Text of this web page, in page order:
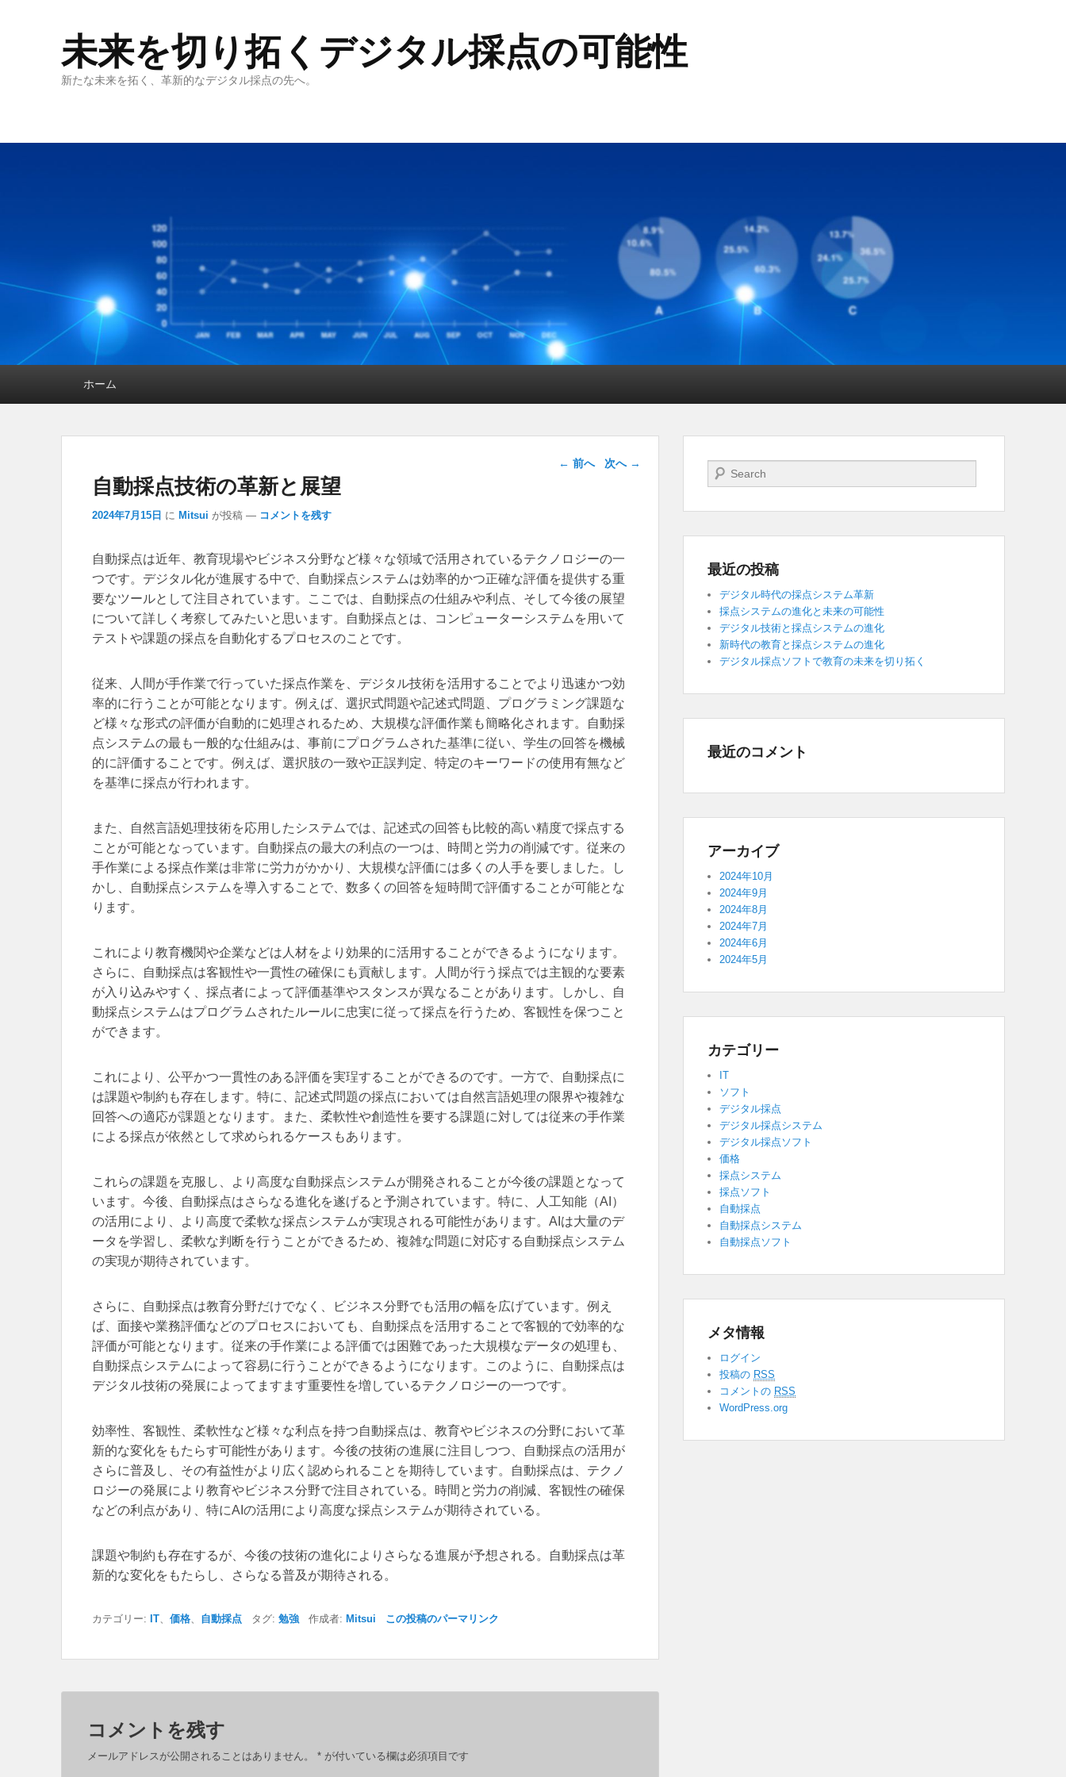
未来を切り拓くデジタル採点の可能性
新たな未来を拓く、革新的なデジタル採点の先へ。
ホーム
投稿ナビゲー
ション
← 前へ 次へ →
自動採点技術の革新と展望
2024年7月15日 に Mitsui が投稿 — コメントを残す
自動採点は近年、教育現場やビジネス分野など様々な領域で活用されているテクノロジーの一
つです。 デジタル化が進展する中で、自動採点システムは効率的かつ正確な評価を提供する重
要なツールとして注目されています。ここでは、自動採点の仕組みや利点、そして今後の展望
について詳しく考察してみたいと思います。自動採点とは、コンピューターシステムを用いて
テストや課題の採点を自動化するプロセスのことです。
従来、人間が手作業で行っていた採点作業を、デジタル技術を活用することでより迅速かつ効
率的に行うことが可能となります。例えば、選択式問題や記述式問題、プログラミング課題な
ど様々な形式の評価が自動的に処理されるため、大規模な評価作業も簡略化されます。自動採
点システムの最も一般的な仕組みは、事前にプログラムされた基準に従い、学生の回答を機械
的に評価することです。例えば、選択肢の一致や正誤判定、特定のキーワードの使用有無など
を基準に採点が行われます。
また、自然言語処理技術を応用したシステムでは、記述式の回答も比較的高い精度で採点する
ことが可能となっています。自動採点の最大の利点の一つは、時間と労力の削減です。従来の
手作業による採点作業は非常に労力がかかり、大規模な評価には多くの人手を要しました。し
かし、自動採点システムを導入することで、数多くの回答を短時間で評価することが可能とな
ります。
これにより教育機関や企業などは人材をより効果的に活用することができるようになります。
さらに、自動採点は客観性や一貫性の確保にも貢献します。人間が行う採点では主観的な要素
が入り込みやすく、採点者によって評価基準やスタンスが異なることがあります。しかし、自
動採点システムはプログラムされたルールに忠実に従って採点を行うため、客観性を保つこと
ができます。
これにより、公平かつ一貫性のある評価を実珵することができるのです。一方で、自動採点に
は課題や制約も存在します。特に、記述式問題の採点においては自然言語処理の限界や複雑な
回答への適応が課題となります。また、柔軟性や創造性を要する課題に対しては従来の手作業
による採点が依然として求められるケースもあります。
これらの課題を克服し、より高度な自動採点システムが開発されることが今後の課題となって
います。今後、自動採点はさらなる進化を遂げると予測されています。特に、人工知能（AI）
の活用により、より高度で柔軟な採点システムが実現される可能性があります。AIは大量のデ
ータを学習し、柔軟な判断を行うことができるため、複雑な問題に対応する自動採点システム
の実現が期待されています。
さらに、自動採点は教育分野だけでなく、ビジネス分野でも活用の幅を広げています。例え
ば、面接や業務評価などのプロセスにおいても、自動採点を活用することで客観的で効率的な
評価が可能となります。従来の手作業による評価では困難であった大規模なデータの処理も、
自動採点システムによって容易に行うことができるようになります。このように、自動採点は
デジタル技術の発展によってますます重要性を増しているテクノロジーの一つです。
効率性、客観性、柔軟性など様々な利点を持つ自動採点は、教育やビジネスの分野において革
新的な変化をもたらす可能性があります。今後の技術の進展に注目しつつ、自動採点の活用が
さらに普及し、その有益性がより広く認められることを期待しています。自動採点は、テクノ
ロジーの発展により教育やビジネス分野で注目されている。時間と労力の削減、客観性の確保
などの利点があり、特にAIの活用により高度な採点システムが期待されている。
課題や制約も存在するが、今後の技術の進化によりさらなる進展が予想される。自動採点は革
新的な変化をもたらし、さらなる普及が期待される。
カテゴリー: IT 価格 自動採点 タグ: 勉強 作成者: Mitsui この投稿のパーマリンク
コメントを残す
メールアドレスが公開されることはありません。 * が付いている欄は必須項目です
検索開始
最近の投稿
デジタル時代の採点システム革新
採点システムの進化と未来の可能性
デジタル技術と採点システムの進化
新時代の教育と採点システムの進化
デジタル採点ソフトで教育の未来を切り拓く
最近のコメント
アーカイブ
2024年10月
2024年9月
2024年8月
2024年7月
2024年6月
2024年5月
カテゴリー
IT
ソフト
デジタル採点
デジタル採点システム
デジタル採点ソフト
価格
採点システム
採点ソフト
自動採点
自動採点システム
自動採点ソフト
メタ情報
ログイン
投稿の RSS
コメントの RSS
WordPress.org